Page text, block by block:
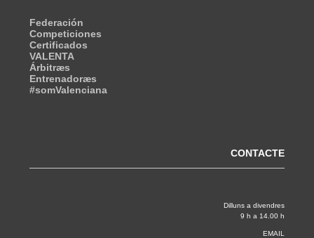
Federación
Competiciones
Certificados
VALENTA
Árbitræs
Entrenadoræs
#somValenciana
CONTACTE
Dilluns a divendres
9 h a 14.00 h
EMAIL